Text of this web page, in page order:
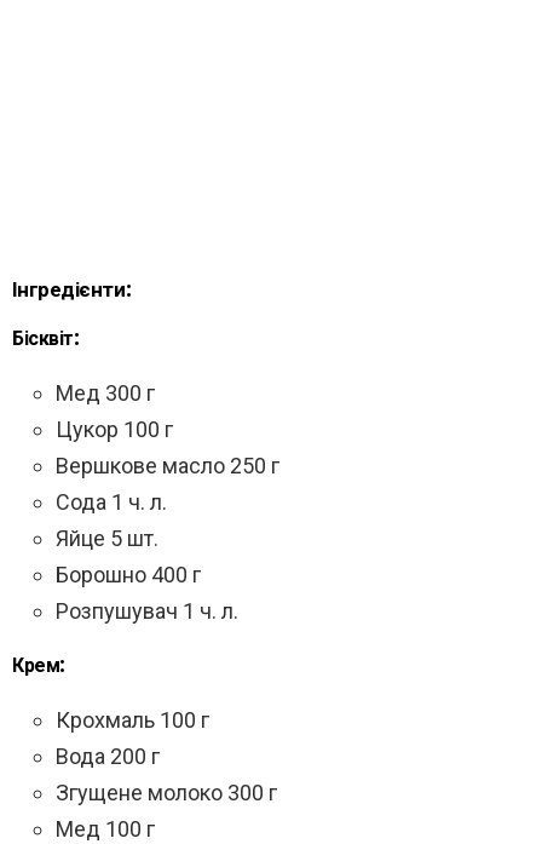
Інгредієнти:
Бісквіт:
Мед 300 г
Цукор 100 г
Вершкове масло 250 г
Сода 1 ч. л.
Яйце 5 шт.
Борошно 400 г
Розпушувач 1 ч. л.
Крем:
Крохмаль 100 г
Вода 200 г
Згущене молоко 300 г
Мед 100 г